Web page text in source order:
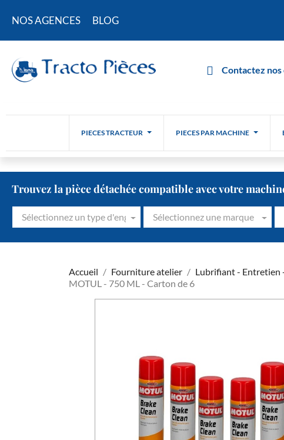
NOS AGENCES BLOG
Contactez
PIECES TRACTEUR PIECES PAR MACHINE
Trouvez la pièce détachée compatible avec votre
Sélectionnez un type d'engin Sélectionnez une marque
Accueil Fourniture atelier Lubrifiant - Entretien
MOTUL - 750 ML - Carton de 6